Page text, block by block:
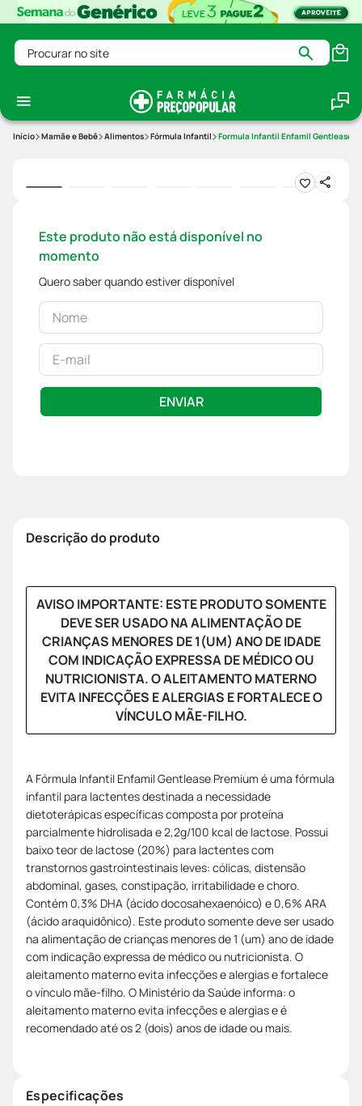
Procurar no site
Mamãe e Bebê Alimentos Fórmula Infantil Formula Infantil Enfamil Gentlease
Este produto não está disponível no
momento
Quero saber quando estiver disponível
ENVIAR
Descrição do produto
AVISO IMPORTANTE: ESTE PRODUTO SOMENTE
DEVE SER USADO NA ALIMENTAÇÃO DE
CRIANÇAS MENORES DE 1(UM) ANO DE IDADE
COM INDICAÇÃO EXPRESSA DE MÉDICO OU
NUTRICIONISTA. O ALEITAMENTO MATERNO
EVITA INFECÇÕES E ALERGIAS E FORTALECE O
VÍNCULO MÃE-FILHO.
A Fórmula Infantil Enfamil Gentlease Premium é uma fórmula
infantil para lactentes destinada a necessidade
dietoterápicas específicas composta por proteína
parcialmente hidrolisada e 2,2g/100 kcal de lactose. Possui
baixo teor de lactose (20%) para lactentes com
transtornos gastrointestinais leves: cólicas, distensão
abdominal, gases, constipação, irritabilidade e choro.
Contém 0,3% DHA (ácido docosahexaenóico) e 0,6% ARA
(ácido araquidônico). Este produto somente deve ser usado
na alimentação de crianças menores de 1 (um) ano de idade
com indicação expressa de médico ou nutricionista. O
aleitamento materno evita infecções e alergias e fortalece
o vínculo mãe-filho. O Ministério da Saúde informa: o
aleitamento materno evita infecções e alergias e é
recomendado até os 2 (dois) anos de idade ou mais.
Especificações